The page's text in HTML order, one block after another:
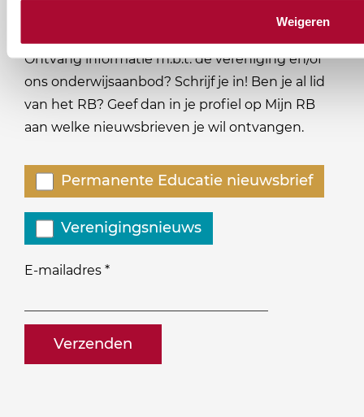
Weigeren
Ontvang informatie m.b.t. de vereniging en/of
ons onderwijsaanbod? Schrijf je in! Ben je al lid
van het RB? Geef dan in je profiel op Mijn RB
aan welke nieuwsbrieven je wil ontvangen.
E-mailadres *
naam@bedrijf.nl
Welke
nieuwsbrieven
zou
je
willen
Permanente Educatie nieuwsbrief
Verenigingsnieuws